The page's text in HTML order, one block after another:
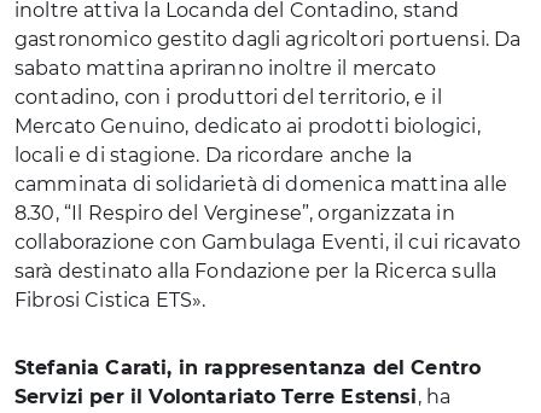
inoltre attiva la Locanda del Contadino, stand
gastronomico gestito dagli agricoltori portuensi. Da
sabato mattina apriranno inoltre il mercato
contadino, con i produttori del territorio, e il
Mercato Genuino, dedicato ai prodotti biologici,
locali e di stagione. Da ricordare anche la
camminata di solidarietà di domenica mattina alle
8.30, “Il Respiro del Verginese”, organizzata in
collaborazione con Gambulaga Eventi, il cui ricavato
sarà destinato alla Fondazione per la Ricerca sulla
Fibrosi Cistica ETS».
Stefania Carati, in rappresentanza del Centro
Servizi per il Volontariato Terre Estensi, ha